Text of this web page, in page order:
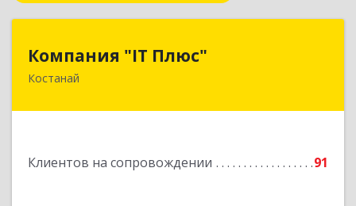
Компания "IT Плюс"
Костанай
Клиентов на сопровождении 91
Казахстан, г. Костанай, ул. Темирбаева 60